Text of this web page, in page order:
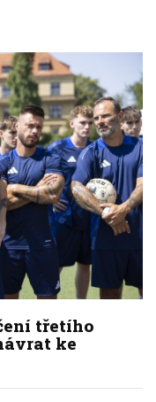
třetího
ke